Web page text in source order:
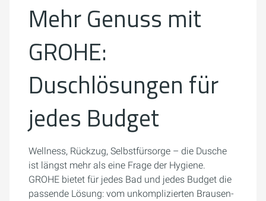
Mehr Genuss mit
GROHE:
Duschlösungen für
jedes Budget
Wellness, Rückzug, Selbstfürsorge – die Dusche
ist längst mehr als eine Frage der Hygiene.
GROHE bietet für jedes Bad und jedes Budget die
passende Lösung: vom unkomplizierten Brausen-